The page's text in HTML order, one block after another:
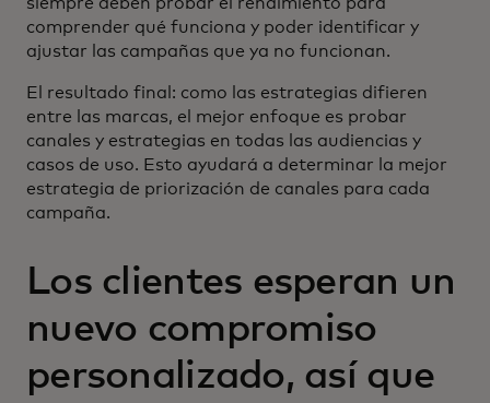
comprender qué funciona y poder identificar y
ajustar las campañas que ya no funcionan.
El resultado final: como las estrategias difieren
entre las marcas, el mejor enfoque es probar
canales y estrategias en todas las audiencias y
casos de uso. Esto ayudará a determinar la mejor
estrategia de priorización de canales para cada
campaña.
Los clientes esperan un
nuevo compromiso
personalizado, así que